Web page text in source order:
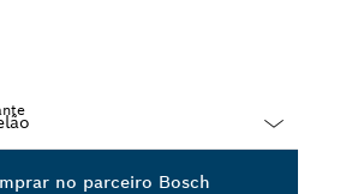
no parceiro Bosch